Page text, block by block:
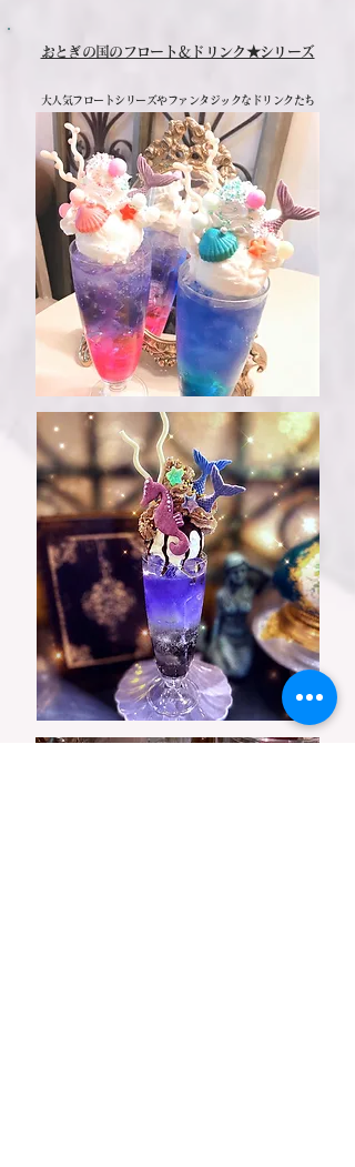
おとぎの国のフロート＆ドリンク★シリーズ
​大人気フロートシリーズやファンタジックなドリンクたち